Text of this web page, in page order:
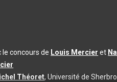
le concours de Louis Mercier et
Théoret, Université de